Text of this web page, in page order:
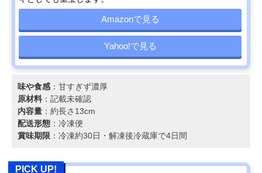
Amazonで見る
Yahoo!で見る
味や食感 ：甘すぎず濃厚
原材料 ：記載未確認
内容量 ：約長さ13cm
配送形態 ：冷凍便
賞味期限 ：冷凍約30日・解凍後冷蔵庫で4日間
PICK UP!